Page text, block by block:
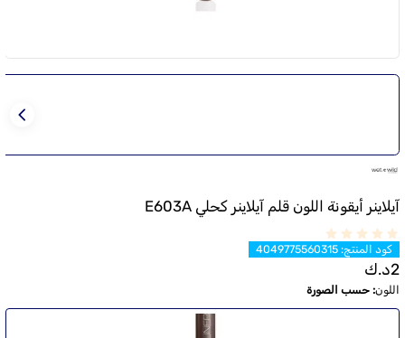
آيلاينر أيقونة اللون قلم آيلاينر كحلي E603A
كود المنتج:
4049775560315
2د.ك
اللون: حسب الصورة